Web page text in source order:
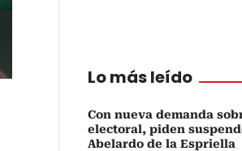
Lo más leído
Con nueva demanda
electoral, piden
Abelardo de la Espriella